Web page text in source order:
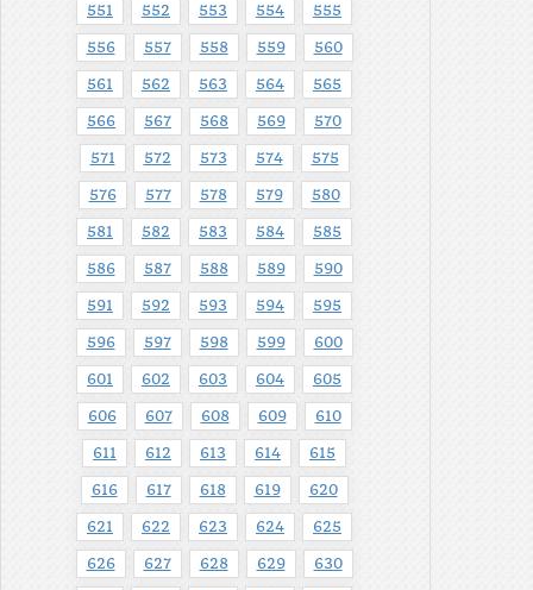
551 552 553 554 555
556 557 558 559 560
561 562 563 564 565
566 567 568 569 570
571 572 573 574 575
576 577 578 579 580
581 582 583 584 585
586 587 588 589 590
591 592 593 594 595
596 597 598 599 600
601 602 603 604 605
606 607 608 609 610
611 612 613 614 615
616 617 618 619 620
621 622 623 624 625
626 627 628 629 630